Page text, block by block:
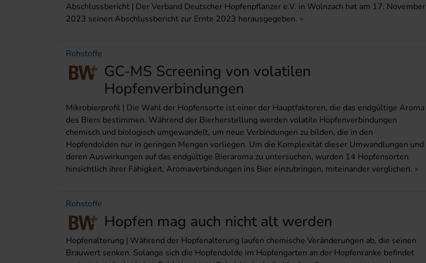
Abschlussbericht | Der Verband Deutscher Hopfenpflanzer e.V. in Wolnzach hat am 17. November
2023 seinen Abschlussbericht zur Ernte 2023 herausgegeben.
Rohstoffe
GC-MS Screening von volatilen
Hopfenverbindungen
Mikrobierprofil | Die Wahl der Hopfensorte ist einer der Hauptfaktoren, die das endgültige Aroma
des Biers bestimmen. Während der Bierherstellung werden volatile Hopfenverbindungen
chemisch und biologisch umgewandelt, um neue Verbindungen zu bilden, die in den
Hopfendolden nur in geringen Mengen vorliegen. Um die Komplexität dieser Umwandlungen und
deren Auswirkungen auf das endgültige Bieraroma zu untersuchen, wurden 14 Hopfensorten
hinsichtlich ihrer Fähigkeit, Aromaverbindungen ins Bier einzubringen, miteinander verglichen.
Rohstoffe
Hopfen mag auch nicht alt werden
Hopfenalterung | Während der Hopfenalterung laufen chemische Veränderungen ab, die seinen
Brauwert senken. Solange sich die Hopfendolde im Hopfengarten an der Hopfenranke befindet